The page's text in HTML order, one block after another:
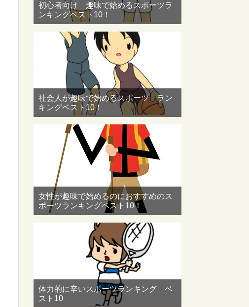
初心者向け 趣味で始めるスポーツラ
ンキングベスト10！
社会人が趣味で始めるスポーツ ラン
キングベスト10！
女性が趣味で始めるのにおすすめのス
ポーツランキングベスト10！
体力的に辛いスポーツランキング ベ
スト10